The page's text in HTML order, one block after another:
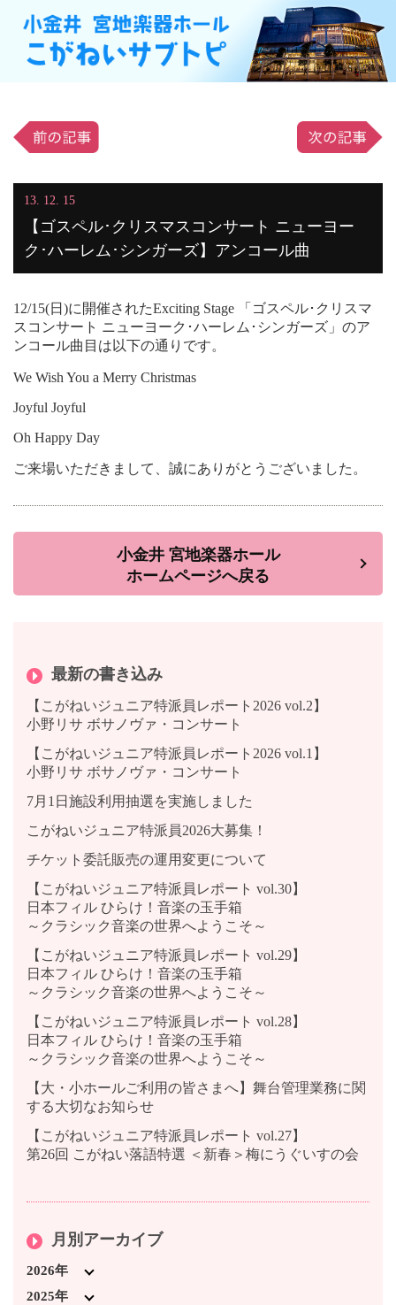
13. 12. 15
【ゴスペル･クリスマスコンサート ニューヨー
ク･ハーレム･シンガーズ】アンコール曲
12/15(日)に開催されたExciting Stage 「ゴスペル･クリスマ
スコンサート ニューヨーク･ハーレム･シンガーズ」のア
ンコール曲目は以下の通りです。
We Wish You a Merry Christmas
Joyful Joyful
Oh Happy Day
ご来場いただきまして、誠にありがとうございました。
小金井 宮地楽器ホール
ホームページへ戻る
最新の書き込み
【こがねいジュニア特派員レポート2026 vol.2】
小野リサ ボサノヴァ・コンサート
【こがねいジュニア特派員レポート2026 vol.1】
小野リサ ボサノヴァ・コンサート
7月1日施設利用抽選を実施しました
こがねいジュニア特派員2026大募集！
チケット委託販売の運用変更について
【こがねいジュニア特派員レポート vol.30】
日本フィル ひらけ！音楽の玉手箱
～クラシック音楽の世界へようこそ～
【こがねいジュニア特派員レポート vol.29】
日本フィル ひらけ！音楽の玉手箱
～クラシック音楽の世界へようこそ～
【こがねいジュニア特派員レポート vol.28】
日本フィル ひらけ！音楽の玉手箱
～クラシック音楽の世界へようこそ～
【大・小ホールご利用の皆さまへ】舞台管理業務に関
する大切なお知らせ
【こがねいジュニア特派員レポート vol.27】
第26回 こがねい落語特選 ＜新春＞梅にうぐいすの会
月別アーカイブ
2026年
2026年7月 (3)
2025年